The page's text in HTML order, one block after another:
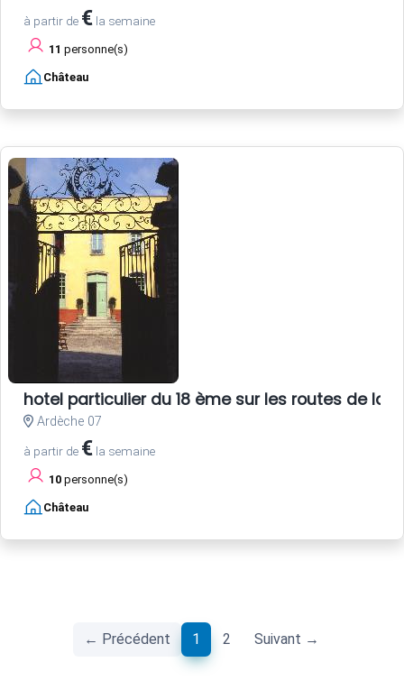
à partir de € la semaine
11 personne(s)
Château
hotel particulier du 18 ème sur les routes de la
Ardèche 07
à partir de € la semaine
10 personne(s)
Château
← Précédent 1 (current)
2 Suivant →